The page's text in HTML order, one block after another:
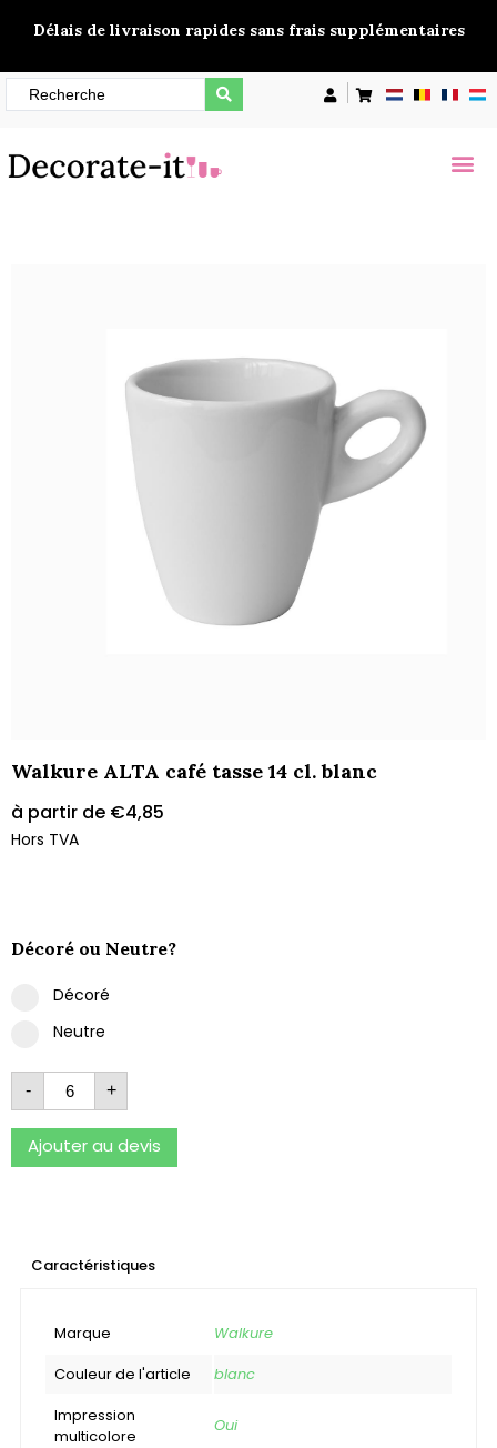
Délais de livraison rapides sans frais supplémentaires
Walkure ALTA café tasse 14 cl. blanc
à partir de €4,85
Hors TVA
Décoré ou Neutre?
Décoré
Neutre
- +
Ajouter au devis
Caractéristiques
Marque
Walkure
Couleur de l'article
blanc
Impression
multicolore
Oui